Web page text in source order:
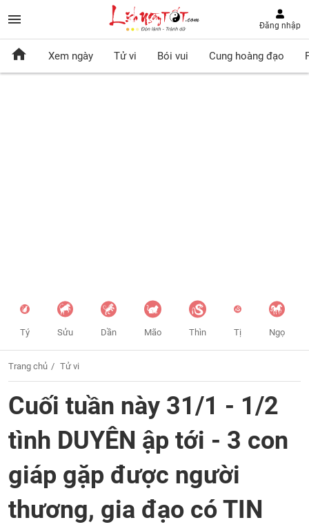
Đăng nhập
Xem ngày Tử vi Bói vui Cung hoàng đạo
Tý Sửu Dần Mão Thìn Tị Ngọ
Trang chủ Tử vi
Cuối tuần này 31/1 - 1/2
tình DUYÊN ập tới - 3 con
giáp gặp được người
thương, gia đạo có TIN